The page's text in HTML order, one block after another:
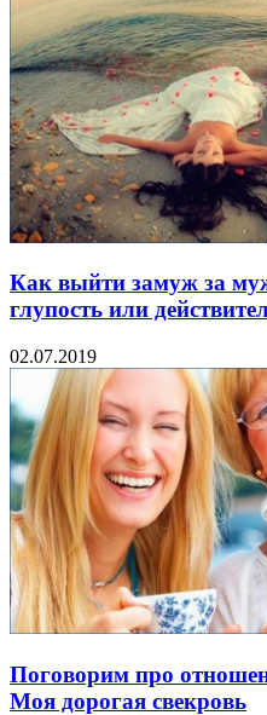
Как выйти замуж за
глупость или
02.07.2019
Поговорим про
Моя дорогая свекровь